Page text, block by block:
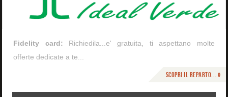
Fidelity card: Richiedila...e' gratuita, ti aspettano molte
offerte dedicate a te...
Scopri il reparto... »